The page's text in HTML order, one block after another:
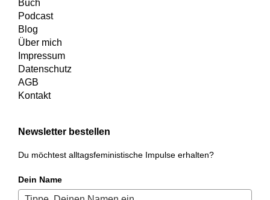
Buch
Podcast
Blog
Über mich
Impressum
Datenschutz
AGB
Kontakt
Newsletter bestellen
Du möchtest alltagsfeministische Impulse erhalten?
Dein Name